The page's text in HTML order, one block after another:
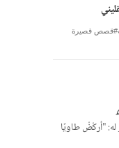
#قصص قصيرة
"أركُضُ طاويًا